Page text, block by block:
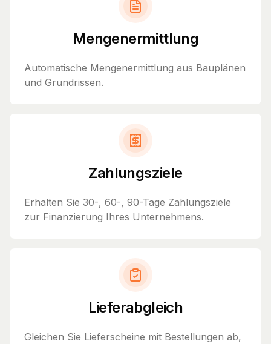
Mengenermittlung
Automatische Mengenermittlung aus Bauplänen
und Grundrissen.
Zahlungsziele
Erhalten Sie 30-, 60-, 90-Tage Zahlungsziele
zur Finanzierung Ihres Unternehmens.
Lieferabgleich
Gleichen Sie Lieferscheine mit Bestellungen ab,